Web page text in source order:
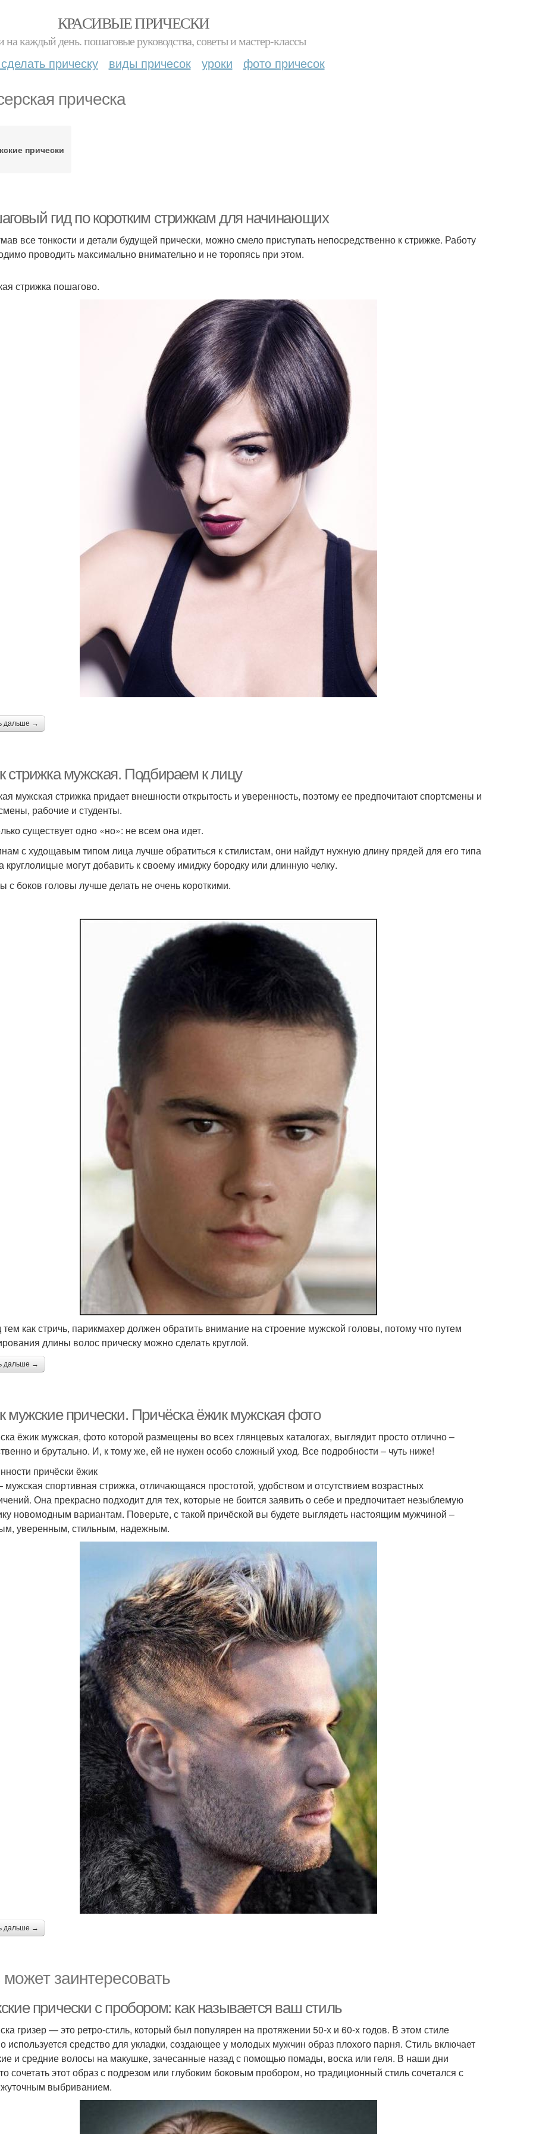
КРАСИВЫЕ ПРИЧЕСКИ
на каждый день. пошаговые руководства, советы и мастер-классы
прическу виды причесок уроки фото причесок
прическа
прически
гид по коротким стрижкам для начинающих
все тонкости и детали будущей прически, можно смело приступать непосредственно к стрижке. Работу
проводить максимально внимательно и не торопясь при этом.
стрижка пошагово.
дальше →
стрижка мужская. Подбираем к лицу
мужская стрижка придает внешности открытость и уверенность, поэтому ее предпочитают спортсмены и
рабочие и студенты.
существует одно «но»: не всем она идет.
с худощавым типом лица лучше обратиться к стилистам, они найдут нужную длину прядей для его типа
круглолицые могут добавить к своему имиджу бородку или длинную челку.
с боков головы лучше делать не очень короткими.
как стричь, парикмахер должен обратить внимание на строение мужской головы, потому что путем
длины волос прическу можно сделать круглой.
дальше →
мужские прически. Причёска ёжик мужская фото
ёжик мужская, фото которой размещены во всех глянцевых каталогах, выглядит просто отлично –
и брутально. И, к тому же, ей не нужен особо сложный уход. Все подробности – чуть ниже!
причёски ёжик
мужская спортивная стрижка, отличающаяся простотой, удобством и отсутствием возрастных
Она прекрасно подходит для тех, которые не боится заявить о себе и предпочитает незыблемую
новомодным вариантам. Поверьте, с такой причёской вы будете выглядеть настоящим мужчиной –
уверенным, стильным, надежным.
дальше →
заинтересовать
прически с пробором: как называется ваш стиль
гризер — это ретро-стиль, который был популярен на протяжении 50-х и 60-х годов. В этом стиле
используется средство для укладки, создающее у молодых мужчин образ плохого парня. Стиль включает
и средние волосы на макушке, зачесанные назад с помощью помады, воска или геля. В наши дни
сочетать этот образ с подрезом или глубоким боковым пробором, но традиционный стиль сочетался с
выбриванием.